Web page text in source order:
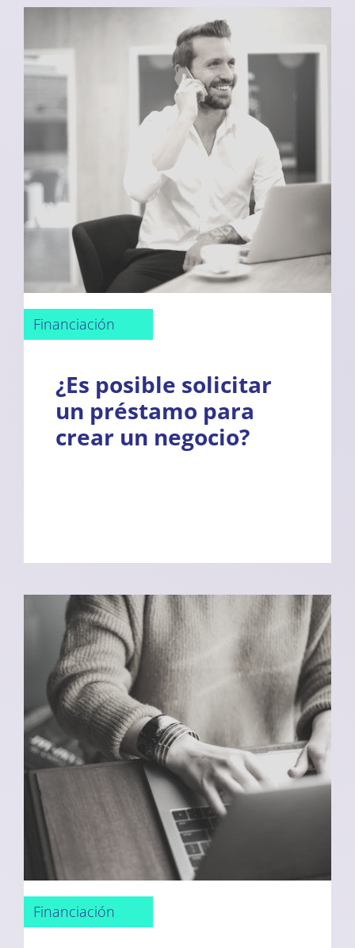
Financiación
¿Es posible solicitar
un préstamo para
crear un negocio?
Financiación